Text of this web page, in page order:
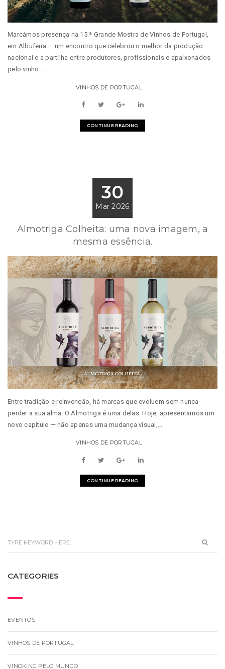
Marcámos presença na 15.ª Grande Mostra de Vinhos de Portugal,
em Albufeira — um encontro que celebrou o melhor da produção
nacional e a partilha entre produtores, profissionais e apaixonados
pelo vinho....
VINHOS DE PORTUGAL
CONTINUE READING
30
Mar 2026
Almotriga Colheita: uma nova imagem, a
mesma essência.
Entre tradição e reinvenção, há marcas que evoluem sem nunca
perder a sua alma. O Almotriga é uma delas. Hoje, apresentamos um
novo capítulo — não apenas uma mudança visual,...
VINHOS DE PORTUGAL
CONTINUE READING
CATEGORIES
EVENTOS
VINHOS DE PORTUGAL
VINOKING PELO MUNDO